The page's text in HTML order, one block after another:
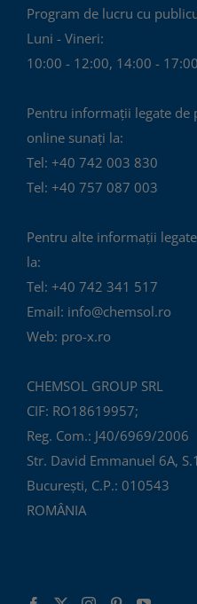
Program de lucru cu
Luni - Vineri:
10:00 - 12:00, 14:00 - 17:00
Pentru informații legate de
online sunați la:
Tel: +40 742 003 830
Tel: +40 757 087 003
Pentru alte informații
la:
Tel: +40 742 341 517
Email: info@chemsol.ro
Web: pro-x.ro
CHEMSOL GROUP SRL
CIF: RO18619957;
Reg. Com.: J40/6969/2006
Str. David Emmanuel 6A,
București, C.P.: 010543
ROMÂNIA